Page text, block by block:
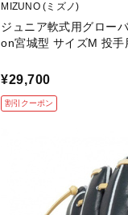
MIZUNO (ミズノ)
ジュニア軟式用グロー
on宮城型 サイズM 投手
¥29,700
割引クーポン